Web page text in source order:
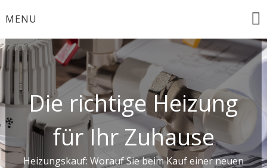
toMENU
Die richtige Heizung
für Ihr Zuhause
Heizungskauf: Worauf Sie beim Kauf einer neuen